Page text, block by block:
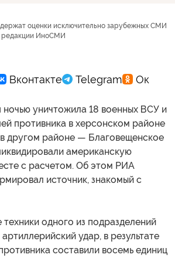
оценки исключительно зарубежных СМИ
редакции ИноСМИ
ночью уничтожила 18 военных ВСУ и
противника в херсонском районе
другом районе — Благовещенское
американскую
с расчетом. Об этом РИА
источник, знакомый с
одного из подразделений
удар, в результате
составили восемь единиц